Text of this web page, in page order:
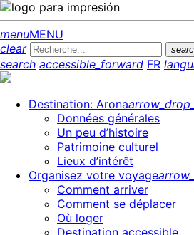
menuMENU
clear
search accessible_forward FR
Destination: Arona
Données générales
Un peu d’histoire
Patrimoine culturel
Lieux d’intérêt
Organisez votre voyage
Comment arriver
Comment se déplacer
Où loger
Destination accessible